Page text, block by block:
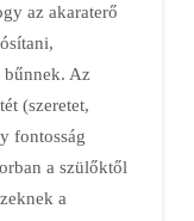
az akaraterő
bűnnek. Az
(szeretet,
fontosság
a szülőktől
a